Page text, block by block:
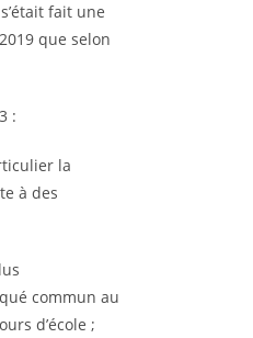
fait une
que selon
:
la
à des
commun au
d’école ;